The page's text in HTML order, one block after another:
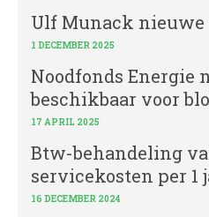
Ulf Munack nieuwe
1 DECEMBER 2025
Noodfonds Energie
beschikbaar voor
17 APRIL 2025
Btw-behandeling
servicekosten per 1
16 DECEMBER 2024